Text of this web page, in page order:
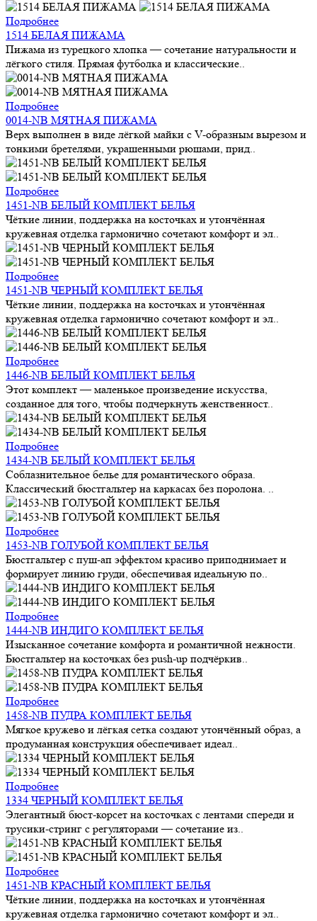
Подробнее
1514 БЕЛАЯ ПИЖАМА
Пижама из турецкого хлопка — сочетание натуральности и
лёгкого стиля. Прямая футболка и классические..
Подробнее
0014-NB МЯТНАЯ ПИЖАМА
Верх выполнен в виде лёгкой майки с V-образным вырезом и
тонкими бретелями, украшенными рюшами, прид..
Подробнее
1451-NB БЕЛЫЙ КОМПЛЕКТ БЕЛЬЯ
Чёткие линии, поддержка на косточках и утончённая
кружевная отделка гармонично сочетают комфорт и эл..
Подробнее
1451-NB ЧЕРНЫЙ КОМПЛЕКТ БЕЛЬЯ
Чёткие линии, поддержка на косточках и утончённая
кружевная отделка гармонично сочетают комфорт и эл..
Подробнее
1446-NB БЕЛЫЙ КОМПЛЕКТ БЕЛЬЯ
Этот комплект — маленькое произведение искусства,
созданное для того, чтобы подчеркнуть женственност..
Подробнее
1434-NB БЕЛЫЙ КОМПЛЕКТ БЕЛЬЯ
Соблазнительное белье для романтического образа.
Классический бюстгальтер на каркасах без поролона. ..
Подробнее
1453-NB ГОЛУБОЙ КОМПЛЕКТ БЕЛЬЯ
Бюстгальтер с пуш-ап эффектом красиво приподнимает и
формирует линию груди, обеспечивая идеальную по..
Подробнее
1444-NB ИНДИГО КОМПЛЕКТ БЕЛЬЯ
Изысканное сочетание комфорта и романтичной нежности.
Бюстгальтер на косточках без push-up подчёркив..
Подробнее
1458-NB ПУДРА КОМПЛЕКТ БЕЛЬЯ
Мягкое кружево и лёгкая сетка создают утончённый образ, а
продуманная конструкция обеспечивает идеал..
Подробнее
1334 ЧЕРНЫЙ КОМПЛЕКТ БЕЛЬЯ
Элегантный бюст-корсет на косточках с лентами спереди и
трусики-стринг с регуляторами — сочетание из..
Подробнее
1451-NB КРАСНЫЙ КОМПЛЕКТ БЕЛЬЯ
Чёткие линии, поддержка на косточках и утончённая
кружевная отделка гармонично сочетают комфорт и эл..